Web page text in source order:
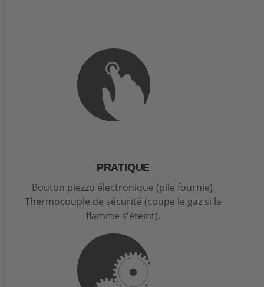
PRATIQUE
Bouton piezzo électronique (pile fournie).
Thermocouple de sécurité (coupe le gaz si la
flamme s'éteint).